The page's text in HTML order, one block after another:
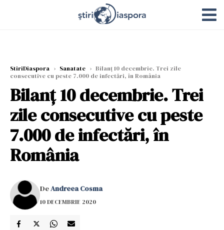
StiriDiaspora › Sanatate › Bilanţ 10 decembrie. Trei zile
consecutive cu peste 7.000 de infectări, în România
Bilanţ 10 decembrie. Trei
zile consecutive cu peste
7.000 de infectări, în
România
DeAndreea Cosma
10 DECEMBRIE 2020